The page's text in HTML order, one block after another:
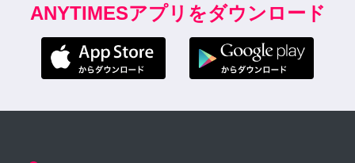
ANYTIMESアプリをダウンロード